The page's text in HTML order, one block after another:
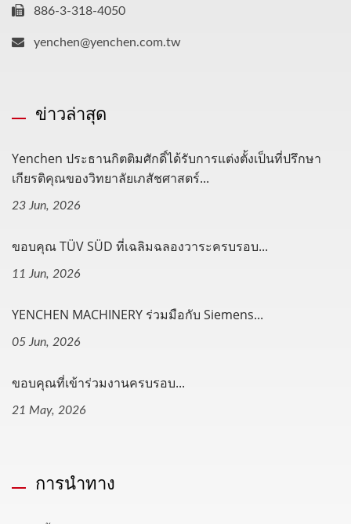
886-3-318-4050
yenchen@yenchen.com.tw
ข่าวล่าสุด
Yenchen ประธานกิตติมศักดิ์ได้รับการแต่งตั้งเป็นที่ปรึกษา
เกียรติคุณของวิทยาลัยเภสัชศาสตร์...
23 Jun, 2026
ขอบคุณ TÜV SÜD ที่เฉลิมฉลองวาระครบรอบ...
11 Jun, 2026
YENCHEN MACHINERY ร่วมมือกับ Siemens...
05 Jun, 2026
ขอบคุณที่เข้าร่วมงานครบรอบ...
21 May, 2026
การนำทาง